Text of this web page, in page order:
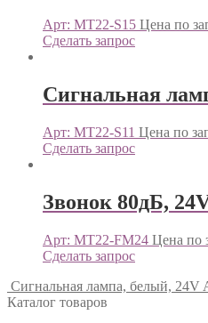
Арт: MT22-S15 Цена по
Сделать запрос
Сигнальная
Арт: MT22-S11 Цена по
Сделать запрос
Звонок 80дБ,
Арт: MT22-FM24 Цена по
Сделать запрос
Сигнальная лампа, белый, 24V
Каталог товаров